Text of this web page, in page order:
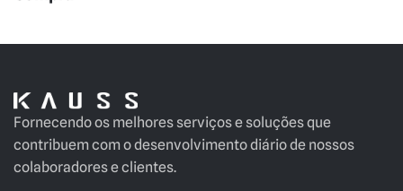
Fornecendo os melhores serviços e soluções que
contribuem com o desenvolvimento diário de nossos
colaboradores e clientes.